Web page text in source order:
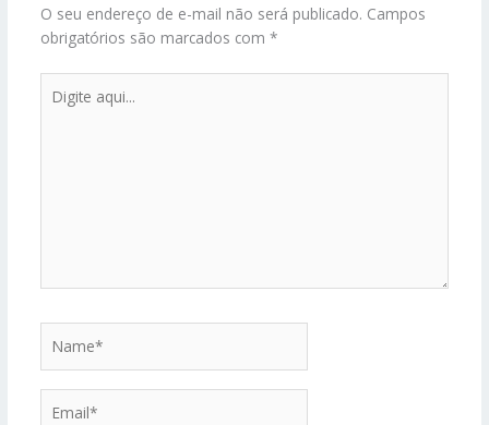
O seu endereço de e-mail não será publicado. Campos
obrigatórios são marcados com *
aqui...